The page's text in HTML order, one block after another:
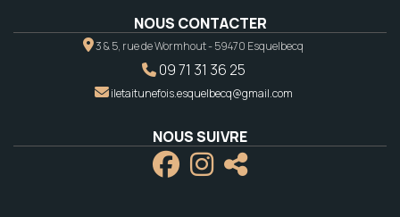
NOUS CONTACTER
3 & 5, rue de Wormhout - 59470 Esquelbecq
09 71 31 36 25
iletaitunefois.esquelbecq@gmail.com
NOUS SUIVRE